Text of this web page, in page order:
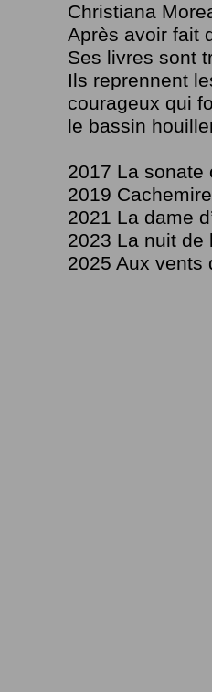
Christiana
Après avoir fait
Ses livres sont
Ils reprennent
courageux qui
le bassin
2017 La sonate
2019
2021 La dame
2023 La nuit de
2025 Aux vents